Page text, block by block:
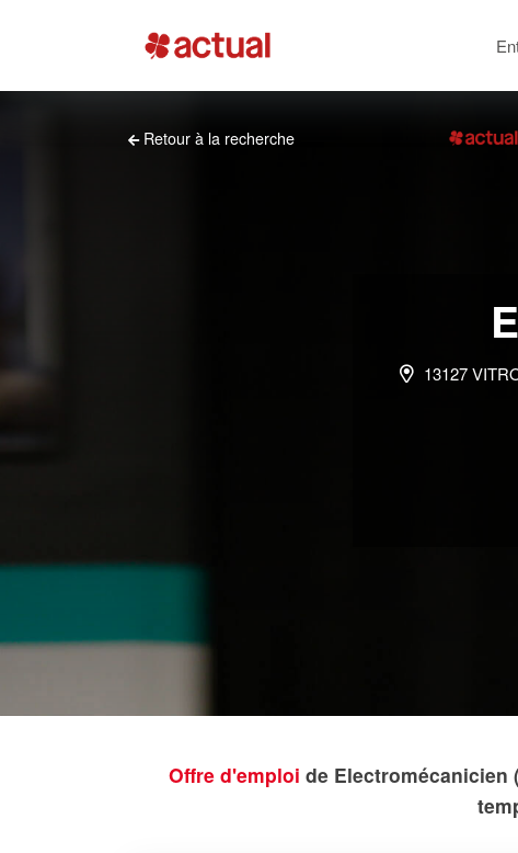
Retour à la recherche
13127
Offre d'emploi de Electromécanicien